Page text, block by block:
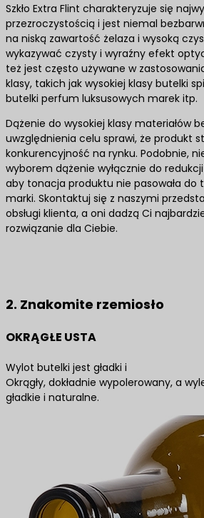
Szkło Extra Flint charakteryzuje się
przezroczystością i jest niemal
na niską zawartość żelaza i wysoką
wykazywać czysty i wyraźny efekt
też jest często używane w
klasy, takich jak wysokiej klasy butelki
butelki perfum luksusowych marek itp.
Dążenie do wysokiej klasy materiałów
uwzględnienia celu sprawi, że produkt
konkurencyjność na rynku. Podobnie,
wyborem dążenie wyłącznie do
aby tonacja produktu nie pasowała
marki. Skontaktuj się z naszymi
obsługi klienta, a oni dadzą Ci
rozwiązanie dla Ciebie.
2. Znakomite rzemiosło
OKRĄGŁE USTA
Wylot butelki jest gładki i
Okrągły, dokładnie wypolerowany, a
gładkie i naturalne.